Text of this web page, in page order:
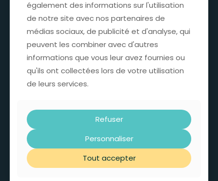
Actualités & tendances
INFOS & SUPPORT
F.A.Q GEMITY
Contactez nous
Support – SAV
également des informations sur l'utilisation
de notre site avec nos partenaires de
médias sociaux, de publicité et d'analyse, qui
peuvent les combiner avec d'autres
informations que vous leur avez fournies ou
qu'ils ont collectées lors de votre utilisation
de leurs services.
Refuser
Personnaliser
Tout accepter
également des informations sur l'utilisation
de notre site avec nos partenaires de
médias sociaux, de publicité et d'analyse, qui
peuvent les combiner avec d'autres
informations que vous leur avez fournies ou
qu'ils ont collectées lors de votre utilisation
de leurs services.
Refuser
Personnaliser
Tout accepter